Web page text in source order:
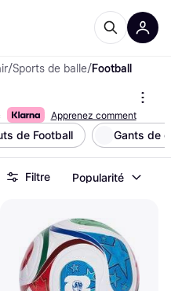
/Sports de balle/Football
Apprenez comment
de Football Gants de
Filtre Popularité